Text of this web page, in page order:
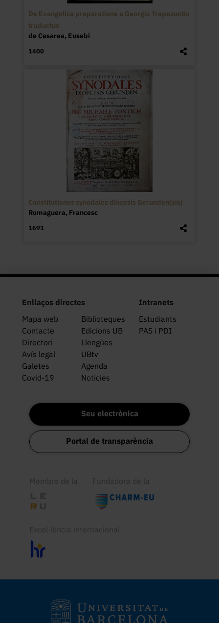
De Evangelica preparatione a Georgio Trapezuntio
traductus
de Cesarea, Eusebi
1400
Constitutiones synodales diocesis Gerunden(sis)
Romaguera, Francesc
1691
Enllaços directes
Mapa web
Biblioteques
Contacte
Edicions UB
Directori
Llengües
Avís legal
UBtv
Galetes
Agenda
Covid-19
Notícies
Intranets
Estudiants
PAS i PDI
Seu electrònica
Portal de transparència
Membre de la Fundadora de la
Excel·lència internacional